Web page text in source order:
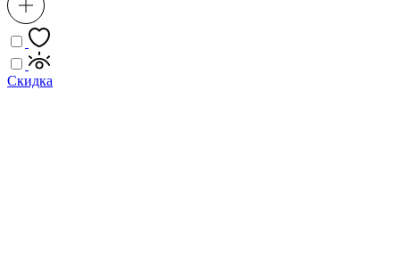
Скидка